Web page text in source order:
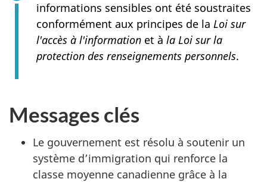
informations sensibles ont été soustraites
conformément aux principes de la Loi sur
l'accès à l'information et à la Loi sur la
protection des renseignements personnels.
Messages clés
Le gouvernement est résolu à soutenir un
système d’immigration qui renforce la
classe moyenne canadienne grâce à la